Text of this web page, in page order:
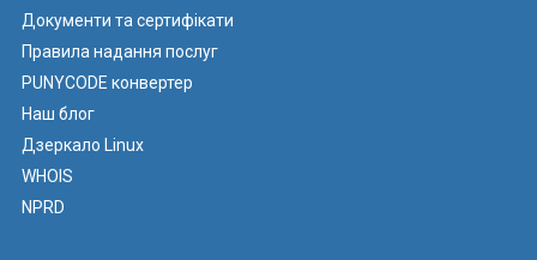
Документи та сертифікати
Правила надання послуг
PUNYCODE конвертер
Наш блог
Дзеркало Linux
WHOIS
NPRD